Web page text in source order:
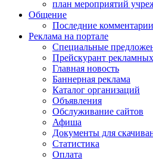
план мероприятий
Общение
Последние комментарии
Реклама на портале
Специальные
Прейскурант
Главная новость
Баннерная реклама
Каталог организаций
Объявления
Обслуживание сайтов
Афиша
Документы для
Статистика
Оплата